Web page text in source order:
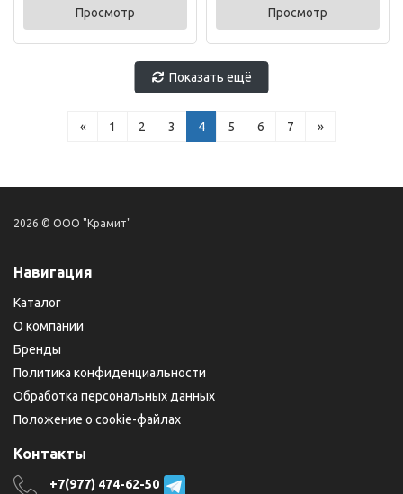
Просмотр Просмотр
Показать ещё
« 1 2 3 4 5 6 7 »
2026 © ООО "Крамит"
Навигация
Каталог
О компании
Бренды
Политика конфиденциальности
Обработка персональных данных
Положение о cookie-файлах
Контакты
+7(977) 474-62-50